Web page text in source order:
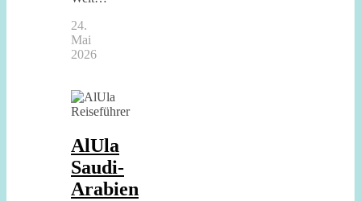
24.
Mai
2026
AlUla
Saudi-
Arabien